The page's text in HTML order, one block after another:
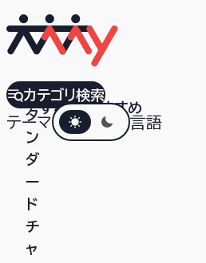
すべておすすめ
テーマダークモード言語
カテゴリ検索
ス
タ
ン
ダ
ー
ド
チ
ャ